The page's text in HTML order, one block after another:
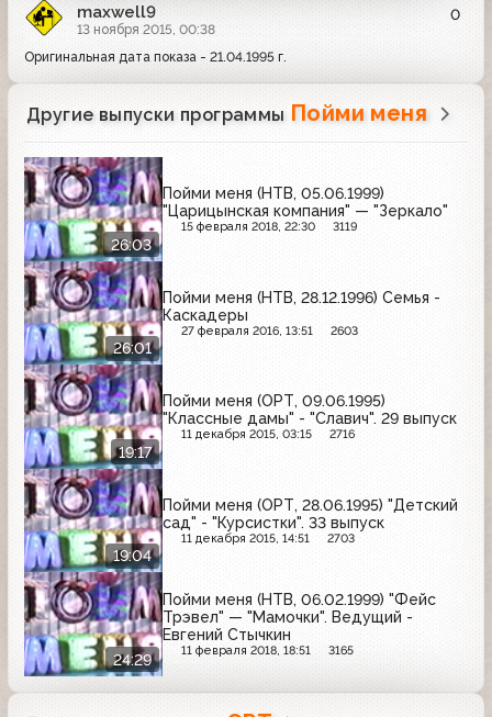
maxwell9
13 ноября 2015, 00:38
0
Оригинальная дата показа - 21.04.1995 г.
Другие выпуски программы Пойми меня
26:03
Пойми меня (НТВ, 05.06.1999)
"Царицынская компания" — "Зеркало"
15 февраля 2018, 22:30 3119
26:01
Пойми меня (НТВ, 28.12.1996) Семья -
Каскадеры
27 февраля 2016, 13:51 2603
19:17
Пойми меня (ОРТ, 09.06.1995)
"Классные дамы" - "Славич". 29 выпуск
11 декабря 2015, 03:15 2716
19:04
Пойми меня (ОРТ, 28.06.1995) "Детский
сад" - "Курсистки". 33 выпуск
11 декабря 2015, 14:51 2703
24:29
Пойми меня (НТВ, 06.02.1999) "Фейс
Трэвел" — "Мамочки". Ведущий -
Евгений Стычкин
11 февраля 2018, 18:51 3165